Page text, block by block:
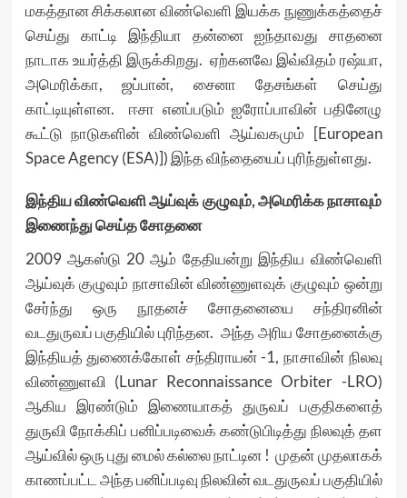
மகத்தான சிக்கலான விண்வெளி இயக்க நுணுக்கத்தைச்
செய்து காட்டி இந்தியா தன்னை ஐந்தாவது சாதனை
நாடாக உயர்த்தி இருக்கிறது. ஏற்கனவே இவ்விதம் ரஷ்யா,
அமெரிக்கா, ஜப்பான், சைனா தேசங்கள் செய்து
காட்டியுள்ளன. ஈசா எனப்படும் ஐரோப்பாவின் பதினேழு
கூட்டு நாடுகளின் விண்வெளி ஆய்வகமும் [European
Space Agency (ESA)]) இந்த விந்தையைப் புரிந்துள்ளது.
இந்திய விண்வெளி ஆய்வுக் குழுவும், அமெரிக்க நாசாவும்
இணைந்து செய்த சோதனை
2009 ஆகஸ்டு 20 ஆம் தேதியன்று இந்திய விண்வெளி
ஆய்வுக் குழுவும் நாசாவின் விண்ணுளவுக் குழுவும் ஒன்று
சேர்ந்து ஒரு நூதனச் சோதனையை சந்திரனின்
வடதுருவப் பகுதியில் புரிந்தன. அந்த அரிய சோதனைக்கு
இந்தியத் துணைக்கோள் சந்திராயன் -1, நாசாவின் நிலவு
விண்ணுளவி (Lunar Reconnaissance Orbiter -LRO)
ஆகிய இரண்டும் இணையாகத் துருவப் பகுதிகளைத்
துருவி நோக்கிப் பனிப்படிவைக் கண்டுபிடித்து நிலவுத் தள
ஆய்வில் ஒரு புது மைல் கல்லை நாட்டின ! முதன் முதலாகக்
காணப்பட்ட அந்த பனிப்படிவு நிலவின் வடதுருவப் பகுதியில்